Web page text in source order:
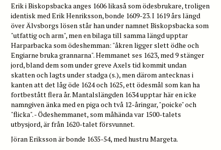
Erik i Biskopsbacka anges 1606 likaså som ödesbrukare, troligen
identisk med Erik Henriksson, bonde 1609-23. I 1619 års längd
över Älvsborgs lösen står han under namnet Biskopsbacka som
"utfattig och arm", men en bilaga till samma längd upptar
Harparbacka som ödeshemman: "åkren ligger slett ödhe och
Engiarne bruka grannarna". Hemmanet ses 1623, med 9 stänger
jord, bland dem som under greve Axels tid kommit undan
skatten och lagts under stadga (s.), men därom antecknas i
kanten att det låg öde 1624 och 1625, ett ödesmål som kan ha
fortbestått flera år. Mantalslängden 1634 upptar här en icke
namngiven änka med en piga och två 12-åringar, "poicke" och
"flicka". - Ödeshemmanet, som måhända var 1500-talets
utbysjord, är från 1620-talet försvunnet.
Jöran Eriksson är bonde 1635-54, med hustru Margeta.